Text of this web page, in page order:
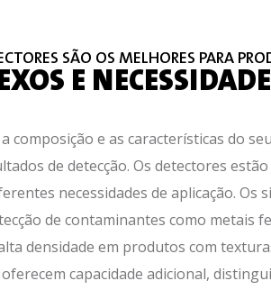
SÃO OS MELHORES PARA
E
composição e as características do
de detecção. Os detectores
necessidades de aplicação.
de contaminantes como metais
densidade em produtos com
capacidade adicional,